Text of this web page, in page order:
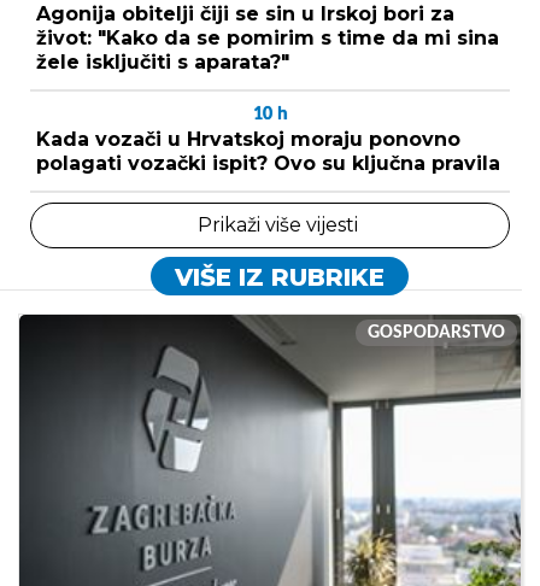
Agonija obitelji čiji se sin u Irskoj bori za
život: "Kako da se pomirim s time da mi sina
žele isključiti s aparata?"
10 h
Kada vozači u Hrvatskoj moraju ponovno
polagati vozački ispit? Ovo su ključna pravila
Prikaži više vijesti
VIŠE IZ RUBRIKE
GOSPODARSTVO